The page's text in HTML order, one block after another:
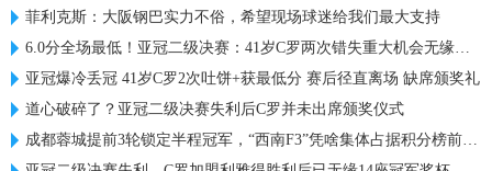
菲利克斯：大阪钢巴实力不俗，希望现场球迷给我们最大支持
6.0分全场最低！亚冠二级决赛：41岁C罗两次错失重大机会无缘首冠
亚冠爆冷丢冠 41岁C罗2次吐饼+获最低分 赛后径直离场 缺席颁奖礼
道心破碎了？亚冠二级决赛失利后C罗并未出席颁奖仪式
成都蓉城提前3轮锁定半程冠军，“西南F3”凭啥集体占据积分榜前三？